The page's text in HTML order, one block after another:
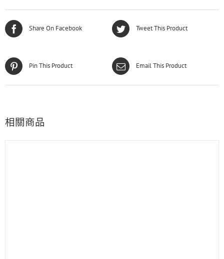
Share On Facebook Tweet This Product
Pin This Product Email This Product
相關商品